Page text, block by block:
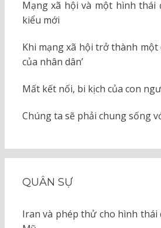
Mạng xã hội và một hình thái
kiểu mới
Khi mạng xã hội trở thành một
của nhân dân’
Mất kết nối, bi kịch của con
Chúng ta sẽ phải chung sống
QUÂN SỰ
Iran và phép thử cho hình thái